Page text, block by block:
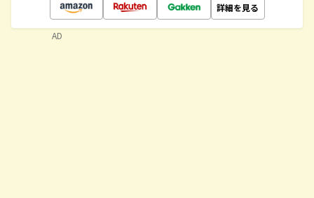
詳細を見る
AD